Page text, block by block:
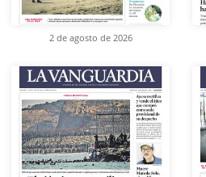
2 de agosto de 2026